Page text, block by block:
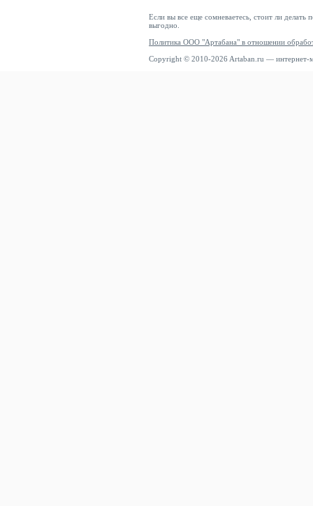
Если вы все еще сомневаетесь, стоит ли делать
выгодно.
Политика ООО "Артабана" в отношении
Copyright © 2010-2026 Artaban.ru — интернет-